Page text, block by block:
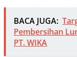
BACA JUGA:
Pembersihan
PT. WIKA